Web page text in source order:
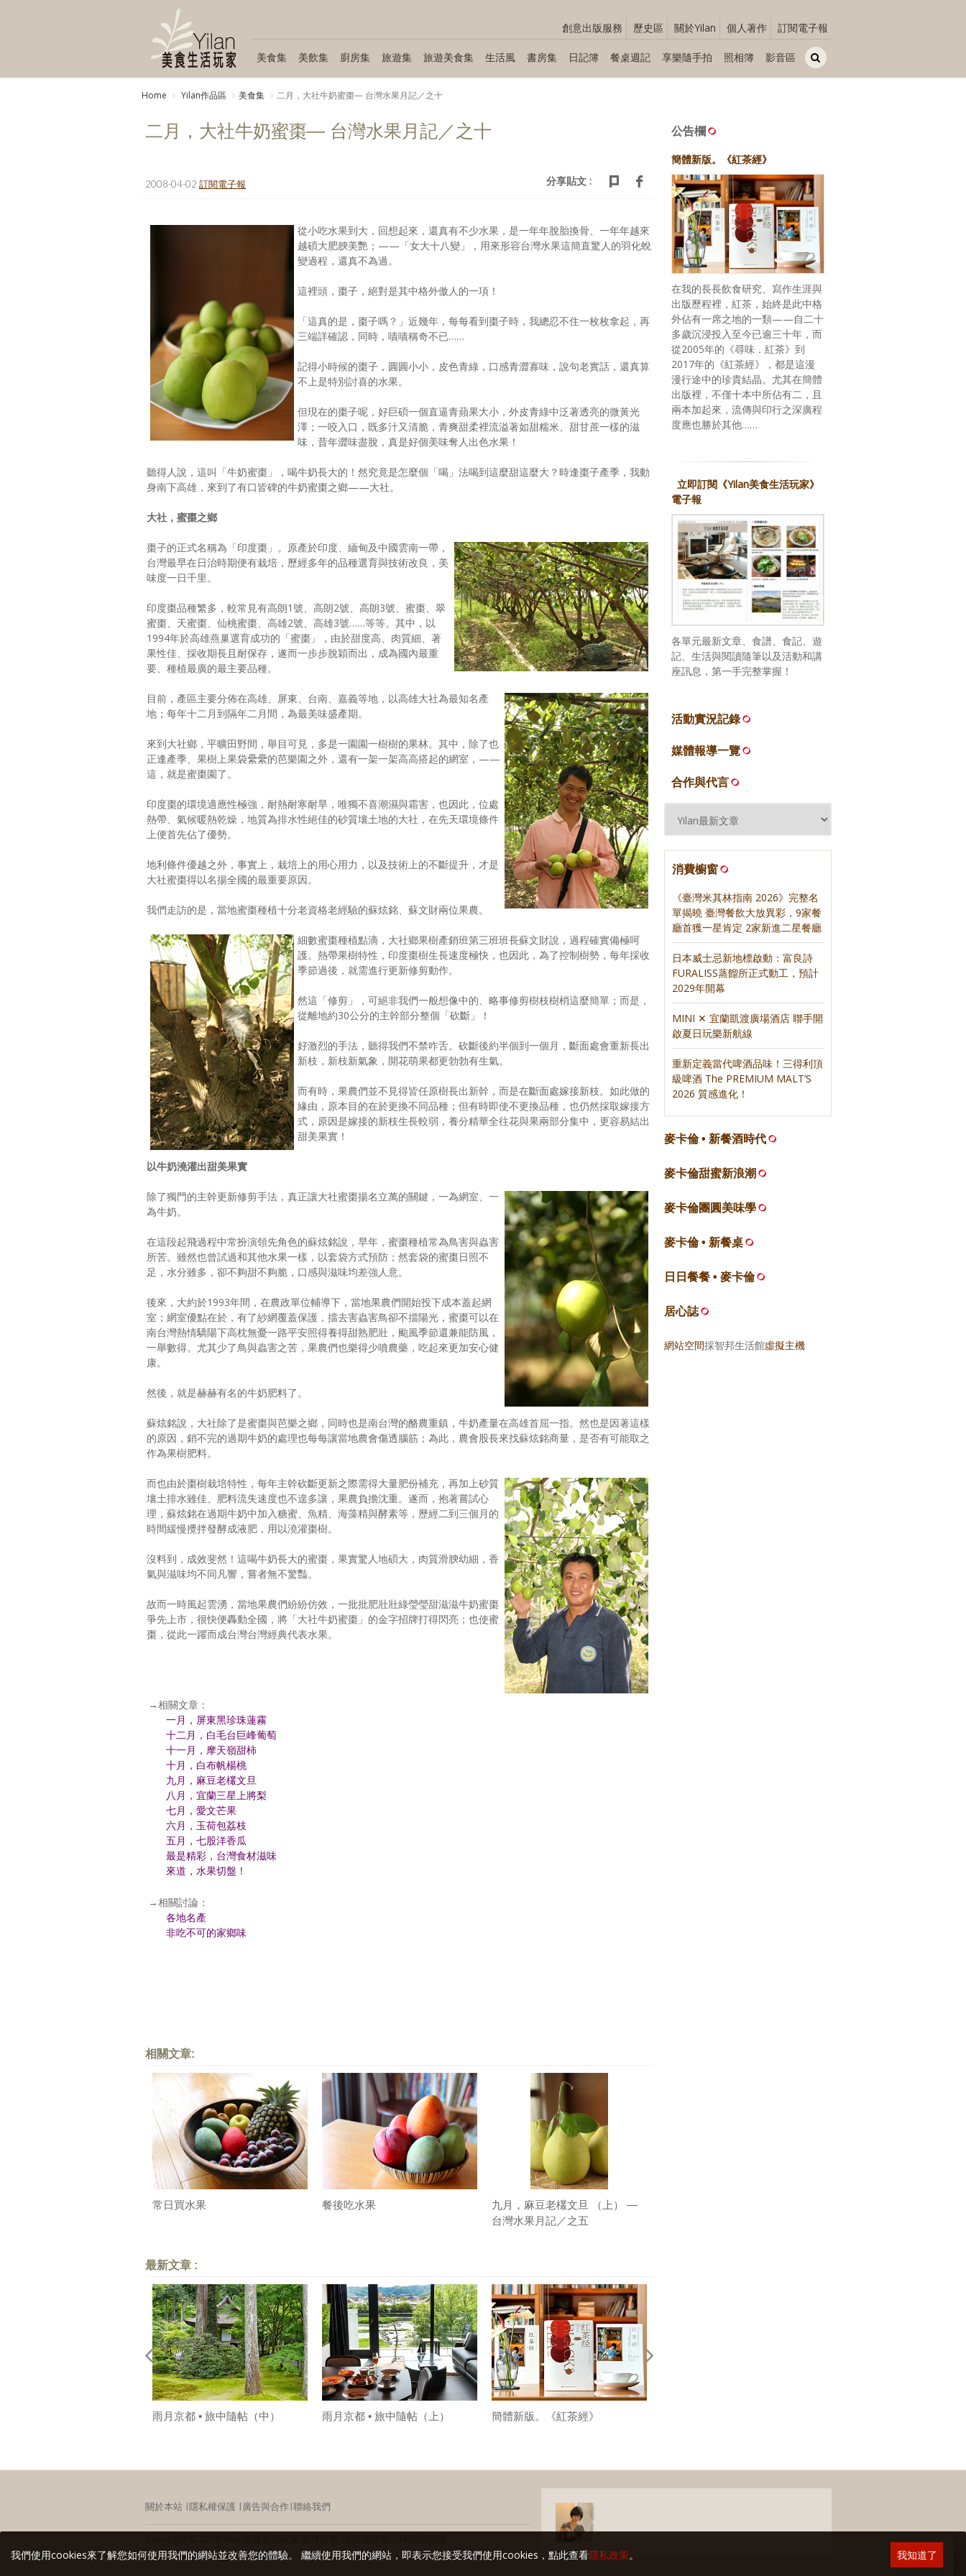
創意出版服務 歷史區 關於Yilan 個人著作 訂閱電子報
美食集 美飲集 廚房集 旅遊集 旅遊美食集 生活風 書房集 日記簿 餐桌週記 享樂隨手拍 照相簿 影音區
Home Yilan作品區 美食集 二月，大社牛奶蜜棗— 台灣水果月記／之十
二月，大社牛奶蜜棗— 台灣水果月記／之十
2008-04-02 訂閱電子報 分享貼文 :
從小吃水果到大，回想起來，還真有不少水果，是一年年脫胎換骨、一年年越來
越碩大肥腴美艷；——「女大十八變」，用來形容台灣水果這簡直驚人的羽化蛻
變過程，還真不為過。
這裡頭，棗子，絕對是其中格外傲人的一項！
「這真的是，棗子嗎？」近幾年，每每看到棗子時，我總忍不住一枚枚拿起，再
三端詳確認，同時，嘖嘖稱奇不已……
記得小時候的棗子，圓圓小小，皮色青綠，口感青澀寡味，說句老實話，還真算
不上是特別討喜的水果。
但現在的棗子呢，好巨碩一個直逼青蘋果大小，外皮青綠中泛著透亮的微黃光
澤；一咬入口，既多汁又清脆，青爽甜柔裡流溢著如甜糯米、甜甘蔗一樣的滋
味，昔年澀味盡脫，真是好個美味奪人出色水果！
聽得人說，這叫「牛奶蜜棗」，喝牛奶長大的！然究竟是怎麼個「喝」法喝到這麼甜這麼大？時逢棗子產季，我動
身南下高雄，來到了有口皆碑的牛奶蜜棗之鄉——大社。
大社，蜜棗之鄉
棗子的正式名稱為「印度棗」。原產於印度、緬甸及中國雲南一帶，
台灣最早在日治時期便有栽培，歷經多年的品種選育與技術改良，美
味度一日千里。
印度棗品種繁多，較常見有高朗1號、高朗2號、高朗3號、蜜棗、翠
蜜棗、天蜜棗、仙桃蜜棗、高雄2號、高雄3號……等等。其中，以
1994年於高雄燕巢選育成功的「蜜棗」，由於甜度高、肉質細、著
果性佳、採收期長且耐保存，遂而一步步脫穎而出，成為國內最重
要、種植最廣的最主要品種。
目前，產區主要分佈在高雄、屏東、台南、嘉義等地，以高雄大社為最知名產
地；每年十二月到隔年二月間，為最美味盛產期。
來到大社鄉，平曠田野間，舉目可見，多是一園園一樹樹的果林。其中，除了也
正逢產季、果樹上果袋纍纍的芭樂園之外，還有一架一架高高搭起的網室，——
這，就是蜜棗園了。
印度棗的環境適應性極強，耐熱耐寒耐旱，唯獨不喜潮濕與霜害，也因此，位處
熱帶、氣候暖熱乾燥，地質為排水性絕佳的砂質壤土地的大社，在先天環境條件
上便首先佔了優勢。
地利條件優越之外，事實上，栽培上的用心用力，以及技術上的不斷提升，才是
大社蜜棗得以名揚全國的最重要原因。
我們走訪的是，當地蜜棗種植十分老資格老經驗的蘇炫銘、蘇文財兩位果農。
細數蜜棗種植點滴，大社鄉果樹產銷班第三班班長蘇文財說，過程確實備極呵
護。熱帶果樹特性，印度棗樹生長速度極快，也因此，為了控制樹勢，每年採收
季節過後，就需進行更新修剪動作。
然這「修剪」，可絕非我們一般想像中的、略事修剪樹枝樹梢這麼簡單；而是，
從離地約30公分的主幹部分整個「砍斷」！
好激烈的手法，聽得我們不禁咋舌。砍斷後約半個到一個月，斷面處會重新長出
新枝，新枝新氣象，開花萌果都更勃勃有生氣。
而有時，果農們並不見得皆任原樹長出新幹，而是在斷面處嫁接新枝。如此做的
緣由，原本目的在於更換不同品種；但有時即使不更換品種，也仍然採取嫁接方
式，原因是嫁接的新枝生長較弱，養分精華全往花與果兩部分集中，更容易結出
甜美果實！
以牛奶澆灌出甜美果實
除了獨門的主幹更新修剪手法，真正讓大社蜜棗揚名立萬的關鍵，一為網室、一
為牛奶。
在這段起飛過程中常扮演領先角色的蘇炫銘說，早年，蜜棗種植常為鳥害與蟲害
所苦。雖然也曾試過和其他水果一樣，以套袋方式預防；然套袋的蜜棗日照不
足，水分雖多，卻不夠甜不夠脆，口感與滋味均差強人意。
後來，大約於1993年間，在農政單位輔導下，當地果農們開始投下成本蓋起網
室；網室優點在於，有了紗網覆蓋保護，擋去害蟲害鳥卻不擋陽光，蜜棗可以在
南台灣熱情驕陽下高枕無憂一路平安照得養得甜熟肥壯，颱風季節還兼能防風，
一舉數得。尤其少了鳥與蟲害之苦，果農們也樂得少噴農藥，吃起來更加安心健
康。
然後，就是赫赫有名的牛奶肥料了。
蘇炫銘說，大社除了是蜜棗與芭樂之鄉，同時也是南台灣的酪農重鎮，牛奶產量在高雄首屈一指。然也是因著這樣
的原因，銷不完的過期牛奶的處理也每每讓當地農會傷透腦筋；為此，農會股長來找蘇炫銘商量，是否有可能取之
作為果樹肥料。
而也由於棗樹栽培特性，每年主幹砍斷更新之際需得大量肥份補充，再加上砂質
壤土排水雖佳、肥料流失速度也不遑多讓，果農負擔沈重。遂而，抱著嘗試心
理，蘇炫銘在過期牛奶中加入糖蜜、魚精、海藻精與酵素等，歷經二到三個月的
時間緩慢攪拌發酵成液肥，用以澆灌棗樹。
沒料到，成效斐然！這喝牛奶長大的蜜棗，果實驚人地碩大，肉質滑腴幼細，香
氣與滋味均不同凡響，嘗者無不驚豔。
故而一時風起雲湧，當地果農們紛紛仿效，一批批肥壯壯綠瑩瑩甜滋滋牛奶蜜棗
爭先上市，很快便轟動全國，將「大社牛奶蜜棗」的金字招牌打得閃亮；也使蜜
棗，從此一躍而成台灣台灣經典代表水果。
→相關文章：
一月，屏東黑珍珠蓮霧
十二月，白毛台巨峰葡萄
十一月，摩天嶺甜柿
十月，白布帆楊桃
九月，麻豆老欉文旦
八月，宜蘭三星上將梨
七月，愛文芒果
六月，玉荷包荔枝
五月，七股洋香瓜
最是精彩，台灣食材滋味
來道，水果切盤！
→相關討論：
各地名產
非吃不可的家鄉味
相關文章:
常日買水果 餐後吃水果
九月，麻豆老欉文旦 （上） —
台灣水果月記／之五
最新文章 :
雨月京都 • 旅中隨帖（中） 雨月京都 • 旅中隨帖（上） 簡體新版。《紅茶經》
公告欄
簡體新版。《紅茶經》
在我的長長飲食研究、寫作生涯與
出版歷程裡，紅茶，始終是此中格
外佔有一席之地的一類——自二十
多歲沉浸投入至今已逾三十年，而
從2005年的《尋味．紅茶》到
2017年的《紅茶經》，都是這漫
漫行途中的珍貴結晶。尤其在簡體
出版裡，不僅十本中所佔有二，且
兩本加起來，流傳與印行之深廣程
度應也勝於其他……
立即訂閱《Yilan美食生活玩家》
電子報
各單元最新文章、食譜、食記、遊
記、生活與閱讀隨筆以及活動和講
座訊息，第一手完整掌握！
活動實況記錄
媒體報導一覽
合作與代言
消費櫥窗
《臺灣米其林指南 2026》完整名
單揭曉 臺灣餐飲大放異彩，9家餐
廳首獲一星肯定 2家新進二星餐廳
日本威士忌新地標啟動：富良詩
FURALISS蒸餾所正式動工，預計
2029年開幕
MINI ✕ 宜蘭凱渡廣場酒店 聯手開
啟夏日玩樂新航線
重新定義當代啤酒品味！三得利頂
級啤酒 The PREMIUM MALT’S
2026 質感進化！
麥卡倫 • 新餐酒時代
麥卡倫甜蜜新浪潮
麥卡倫團圓美味學
麥卡倫 • 新餐桌
日日餐餐 • 麥卡倫
居心誌
網站空間採智邦生活館虛擬主機
關於本站 ∣隱私權保護 ∣廣告與合作∣聯絡我們
我們使用cookies來了解您如何使用我們的網站並改善您的體驗。 繼續使用我們的網站，即表示您接受我們使用cookies，點此查看隱私政策。 我知道了